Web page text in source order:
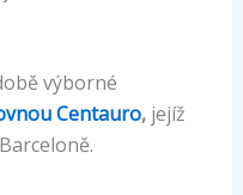
výborné
Centauro,jejíž